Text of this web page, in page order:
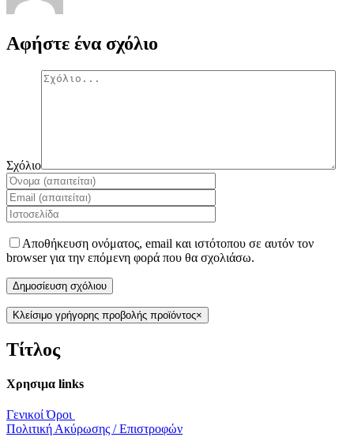
Αφήστε ένα σχόλιο
Σχόλιο
Αποθήκευση ονόματος, email και ιστότοπου σε αυτόν τον
browser για την επόμενη φορά που θα σχολιάσω.
Κλείσιμο γρήγορης προβολής προϊόντος×
Τίτλος
Χρησιμα links
Γενικοί Όροι
Πολιτική Ακύρωσης / Επιστροφών